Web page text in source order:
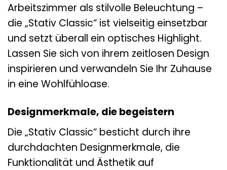
Arbeitszimmer als stilvolle Beleuchtung –
die „Stativ Classic“ ist vielseitig einsetzbar
und setzt überall ein optisches Highlight.
Lassen Sie sich von ihrem zeitlosen Design
inspirieren und verwandeln Sie Ihr Zuhause
in eine Wohlfühloase.
Designmerkmale, die begeistern
Die „Stativ Classic“ besticht durch ihre
durchdachten Designmerkmale, die
Funktionalität und Ästhetik auf